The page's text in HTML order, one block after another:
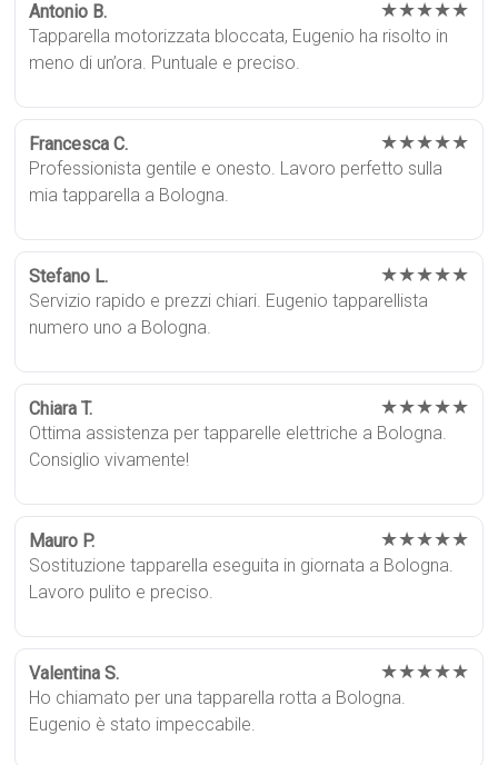
Antonio B. ★★★★★
Tapparella motorizzata bloccata, Eugenio ha risolto in
meno di un’ora. Puntuale e preciso.
Francesca C. ★★★★★
Professionista gentile e onesto. Lavoro perfetto sulla
mia tapparella a Bologna.
Stefano L. ★★★★★
Servizio rapido e prezzi chiari. Eugenio tapparellista
numero uno a Bologna.
Chiara T. ★★★★★
Ottima assistenza per tapparelle elettriche a Bologna.
Consiglio vivamente!
Mauro P. ★★★★★
Sostituzione tapparella eseguita in giornata a Bologna.
Lavoro pulito e preciso.
Valentina S. ★★★★★
Ho chiamato per una tapparella rotta a Bologna.
Eugenio è stato impeccabile.